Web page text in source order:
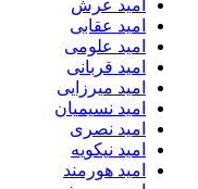
امید عرش
امید عقابی
امید علومی
امید قربانی
امید میرزایی
امید نسیمیان
امید نصری
امید نیکویه
امید هورمند